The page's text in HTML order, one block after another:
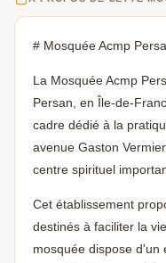
# Mosquée Acmp
La Mosquée Acmp
Persan, en Île-de-
cadre dédié à la
avenue Gaston
centre spirituel
Cet établissement
destinés à faciliter la
mosquée dispose d'un